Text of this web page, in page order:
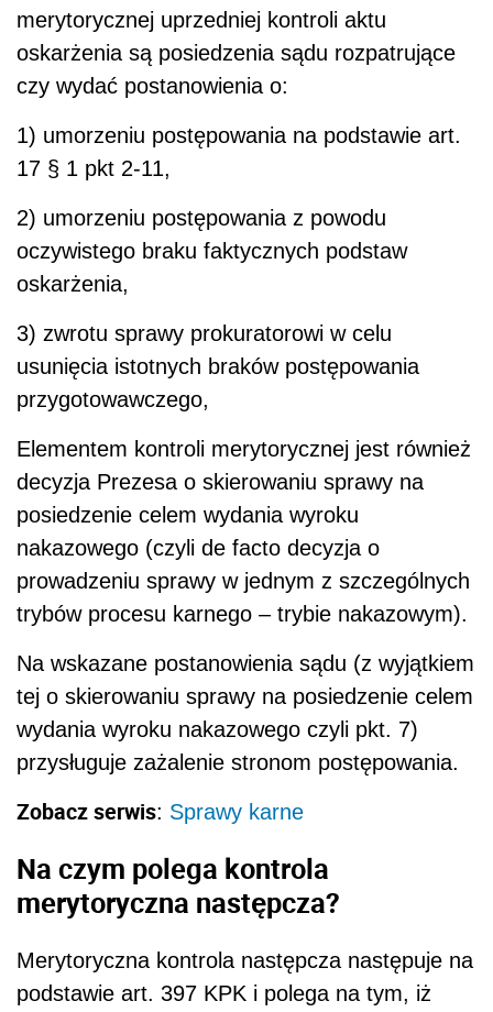
merytorycznej uprzedniej kontroli aktu
oskarżenia są posiedzenia sądu rozpatrujące
czy wydać postanowienia o:
1) umorzeniu postępowania na podstawie art.
17 § 1 pkt 2-11,
2) umorzeniu postępowania z powodu
oczywistego braku faktycznych podstaw
oskarżenia,
3) zwrotu sprawy prokuratorowi w celu
usunięcia istotnych braków postępowania
przygotowawczego,
Elementem kontroli merytorycznej jest również
decyzja Prezesa o skierowaniu sprawy na
posiedzenie celem wydania wyroku
nakazowego (czyli de facto decyzja o
prowadzeniu sprawy w jednym z szczególnych
trybów procesu karnego – trybie nakazowym).
Na wskazane postanowienia sądu (z wyjątkiem
tej o skierowaniu sprawy na posiedzenie celem
wydania wyroku nakazowego czyli pkt. 7)
przysługuje zażalenie stronom postępowania.
Zobacz serwis: Sprawy karne
Na czym polega kontrola
merytoryczna następcza?
Merytoryczna kontrola następcza następuje na
podstawie art. 397 KPK i polega na tym, iż